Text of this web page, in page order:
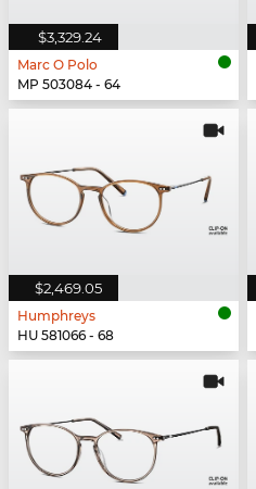
$3,329.24
Marc O Polo
MP 503084 - 64
$2,469.05
Humphreys
HU 581066 - 68